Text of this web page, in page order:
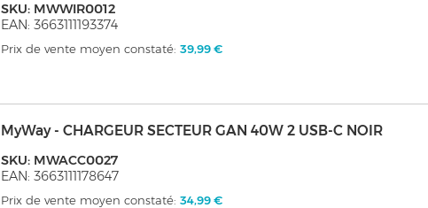
SKU: MWWIR0012
EAN: 3663111193374
Prix de vente moyen constaté:39,99 €
MyWay - CHARGEUR SECTEUR GAN 40W 2 USB-C NOIR
SKU: MWACC0027
EAN: 3663111178647
Prix de vente moyen constaté:34,99 €